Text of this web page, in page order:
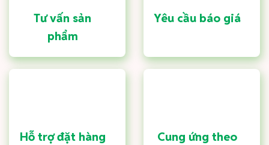
Tư vấn sản
phẩm
Yêu cầu báo giá
Hỗ trợ đặt hàng
Cung ứng theo